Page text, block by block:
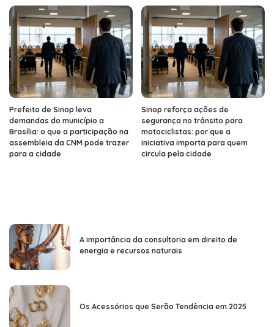
Prefeito de Sinop leva
demandas do município a
Brasília: o que a participação na
assembleia da CNM pode trazer
para a cidade
Sinop reforça ações de
segurança no trânsito para
motociclistas: por que a
iniciativa importa para quem
circula pela cidade
A importância da consultoria em direito de
energia e recursos naturais
Os Acessórios que Serão Tendência em 2025